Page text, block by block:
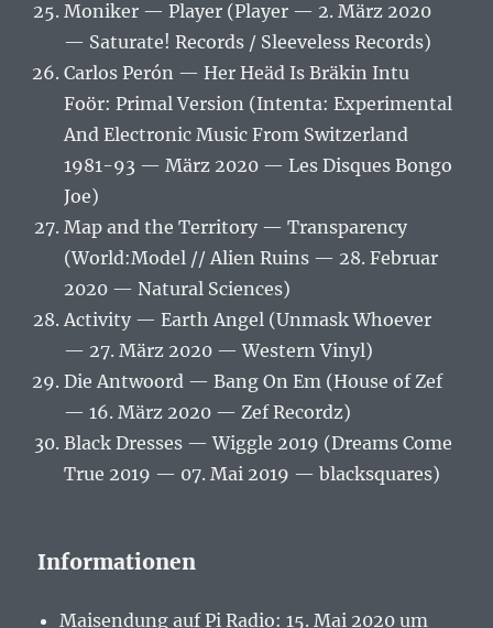
Moniker — Player (Player — 2. März 2020
— Saturate! Records / Sleeveless Records)
Carlos Perón — Her Heäd Is Bräkin Intu
Foör: Primal Version (Intenta: Experimental
And Electronic Music From Switzerland
1981-93 — März 2020 — Les Disques Bongo
Joe)
Map and the Territory — Transparency
(World​:​Model // Alien Ruins — 28. Februar
2020 — Natural Sciences)
Activity — Earth Angel (Unmask Whoever
— 27. März 2020 — Western Vinyl)
Die Antwoord — Bang On Em (House of Zef
— 16. März 2020 — Zef Recordz)
Black Dresses — Wiggle 2019 (Dreams Come
True 2019 — 07. Mai 2019 — blacksquares)
Informationen
Maisendung auf Pi Radio: 15. Mai 2020 um